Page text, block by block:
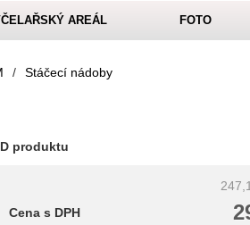
AREÁL FOTO
/ Stáčecí nádoby
produktu
Cena s DPH